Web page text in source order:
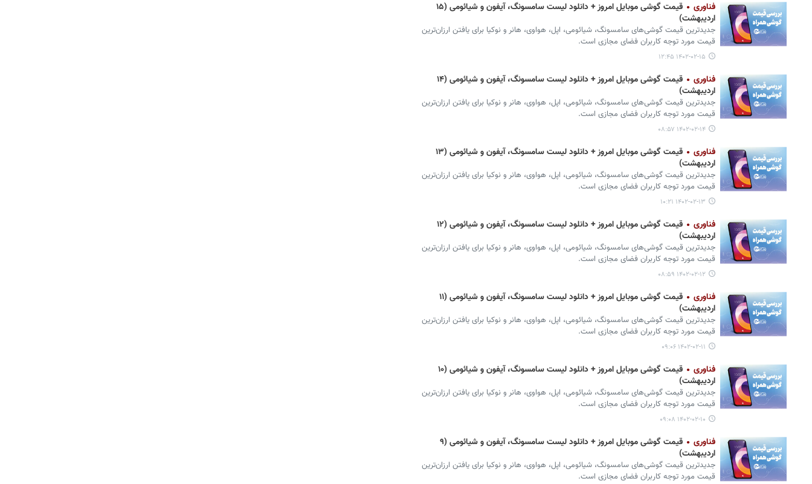
فناوری
قیمت گوشی موبایل امروز + دانلود لیست سامسونگ، آیفون و شیائومی (۱۵
اردیبهشت)
جدیدترین قیمت گوشی‌های سامسونگ، شیائومی، اپل، هواوی، هانر و نوکیا برای یافتن ارزان‌ترین
قیمت مورد توجه کاربران فضای مجازی است.
۱۴۰۲-۰۲-۱۵ ۱۲:۴۵
فناوری
قیمت گوشی موبایل امروز + دانلود لیست سامسونگ، آیفون و شیائومی (۱۴
اردیبهشت)
جدیدترین قیمت گوشی‌های سامسونگ، شیائومی، اپل، هواوی، هانر و نوکیا برای یافتن ارزان‌ترین
قیمت مورد توجه کاربران فضای مجازی است.
۱۴۰۲-۰۲-۱۴ ۰۸:۵۷
فناوری
قیمت گوشی موبایل امروز + دانلود لیست سامسونگ، آیفون و شیائومی (۱۳
اردیبهشت)
جدیدترین قیمت گوشی‌های سامسونگ، شیائومی، اپل، هواوی، هانر و نوکیا برای یافتن ارزان‌ترین
قیمت مورد توجه کاربران فضای مجازی است.
۱۴۰۲-۰۲-۱۳ ۱۰:۲۱
فناوری
قیمت گوشی موبایل امروز + دانلود لیست سامسونگ، آیفون و شیائومی (۱۲
اردیبهشت)
جدیدترین قیمت گوشی‌های سامسونگ، شیائومی، اپل، هواوی، هانر و نوکیا برای یافتن ارزان‌ترین
قیمت مورد توجه کاربران فضای مجازی است.
۱۴۰۲-۰۲-۱۲ ۰۸:۵۹
فناوری
قیمت گوشی موبایل امروز + دانلود لیست سامسونگ، آیفون و شیائومی (۱۱
اردیبهشت)
جدیدترین قیمت گوشی‌های سامسونگ، شیائومی، اپل، هواوی، هانر و نوکیا برای یافتن ارزان‌ترین
قیمت مورد توجه کاربران فضای مجازی است.
۱۴۰۲-۰۲-۱۱ ۰۹:۰۶
فناوری
قیمت گوشی موبایل امروز + دانلود لیست سامسونگ، آیفون و شیائومی (۱۰
اردیبهشت)
جدیدترین قیمت گوشی‌های سامسونگ، شیائومی، اپل، هواوی، هانر و نوکیا برای یافتن ارزان‌ترین
قیمت مورد توجه کاربران فضای مجازی است.
۱۴۰۲-۰۲-۱۰ ۰۹:۰۸
فناوری
قیمت گوشی موبایل امروز + دانلود لیست سامسونگ، آیفون و شیائومی (۹
اردیبهشت)
جدیدترین قیمت گوشی‌های سامسونگ، شیائومی، اپل، هواوی، هانر و نوکیا برای یافتن ارزان‌ترین
قیمت مورد توجه کاربران فضای مجازی است.